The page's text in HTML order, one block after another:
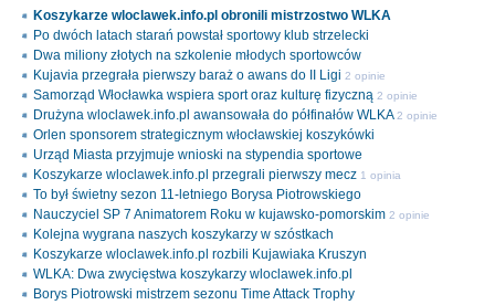
Koszykarze wloclawek.info.pl obronili mistrzostwo WLKA
Po dwóch latach starań powstał sportowy klub strzelecki
Dwa miliony złotych na szkolenie młodych sportowców
Kujavia przegrała pierwszy baraż o awans do II Ligi 2 opinie
Samorząd Włocławka wspiera sport oraz kulturę fizyczną 2 opinie
Drużyna wloclawek.info.pl awansowała do półfinałów WLKA 2 opinie
Orlen sponsorem strategicznym włocławskiej koszykówki
Urząd Miasta przyjmuje wnioski na stypendia sportowe
Koszykarze wloclawek.info.pl przegrali pierwszy mecz 1 opinia
To był świetny sezon 11-letniego Borysa Piotrowskiego
Nauczyciel SP 7 Animatorem Roku w kujawsko-pomorskim 2 opinie
Kolejna wygrana naszych koszykarzy w szóstkach
Koszykarze wloclawek.info.pl rozbili Kujawiaka Kruszyn
WLKA: Dwa zwycięstwa koszykarzy wloclawek.info.pl
Borys Piotrowski mistrzem sezonu Time Attack Trophy